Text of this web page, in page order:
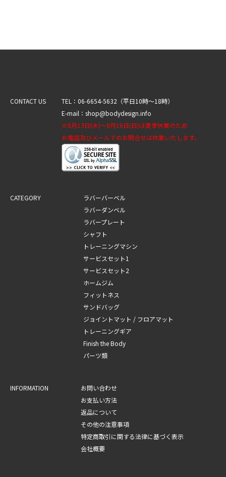
■ 弊社では利用者の許可なくして、プライバシーポリシーの変
リシーに反映することにより通知致します。
1．プライバシーポリシーについての考え方が適用
■ プライバシーポリシーについての考え方は、会員が弊社のサ
■ 会員がサービスを利用される際に収集される個人情報は、弊
社の個人情報保護についての考え方に従って管理されます。
■ この個人情報保護考え方は、 弊社が直接提供するサービスの
みであり、リンク等でつながった他の組織・会社等のサービス
は適用範囲外となります。
■ 弊社のサービスのご利用は、利用者の責任において行われる
■ 弊社のホームページ及び当ホームページにリンクが設定され
ている他のホームページから取得された各種情報の利用によ
って生じたあらゆる損害に関して、弊社は 一切の責任を負い
2．個人情報の取り扱いについて
理をお願い致します。
ー パスワードは定期的に変更し、他人が類推しやすいよう
な名前や生年月日、電話番号など は避けることをお勧め
ー また、知人・友人などであっても開示・貸与・譲渡しない
CONTACT US
TEL：06-6654-5632（平日10時～18時）
E-mail：shop@bodydesign.info
※8月13日(木)～8月16日(日)は夏季休業のため
お電話及びメールでのお問合せは休業いたします。
CATEGORY
ラバーバーベル
ラバーダンベル
ラバープレート
シャフト
トレーニングマシン
サービスセット1
サービスセット2
ホームジム
フィットネス
サンドバッグ
ジョイントマット / フロアマット
トレーニングギア
Finish the Body
パーツ類
INFORMATION
お問い合わせ
お支払い方法
返品について
その他の注意事項
特定商取引に関する法律に基づく表示
会社概要